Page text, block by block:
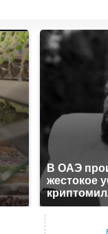
В ОАЭ
жестокое